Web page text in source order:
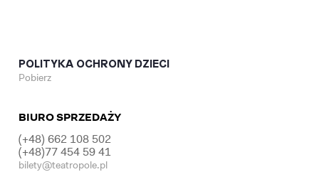
POLITYKA OCHRONY DZIECI
Pobierz
BIURO SPRZEDAŻY
(+48) 662 108 502
(+48)77 454 59 41
bilety@teatropole.pl